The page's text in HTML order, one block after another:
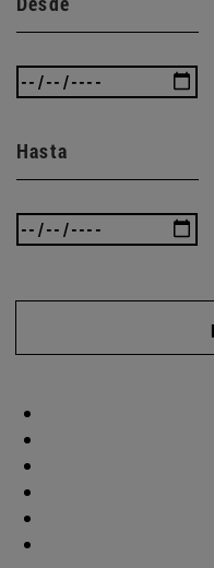
Hasta